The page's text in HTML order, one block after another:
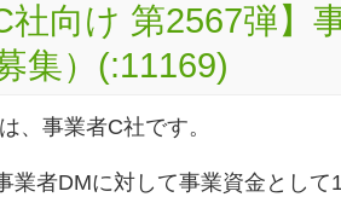
社向け 第2567弾
集）(:11169)
、事業者C社です。
業者DMに対して事業資金として